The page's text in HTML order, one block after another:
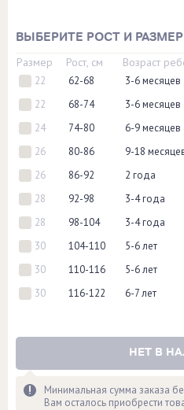
ВЫБЕРИТЕ РОСТ И РАЗМЕР
Размер Рост, см Возраст
22 62-68 3-6 месяцев
22
68-74 3-6 месяцев
24
74-80 6-9 месяцев
26
80-86 9-18
26
86-92 2 года
28
92-98 3-4 года
28
98-104 3-4 года
30
104-110 5-6 лет
30
110-116 5-6 лет
30
116-122 6-7 лет
НЕТ В
Минимальная сумма заказа
Вам осталось приобрести